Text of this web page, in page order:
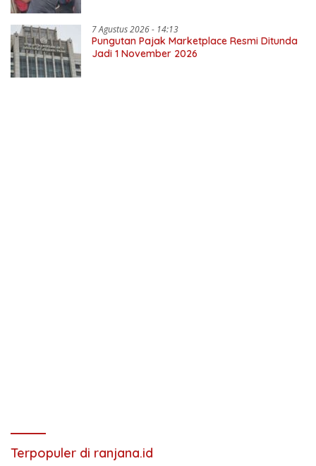
7 Agustus 2026 - 14:13
Pungutan Pajak Marketplace Resmi Ditunda
Jadi 1 November 2026
Terpopuler di ranjana.id